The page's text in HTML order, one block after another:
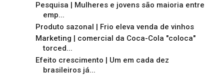
Pesquisa | Mulheres e jovens são maioria entre
emp...
Produto sazonal | Frio eleva venda de vinhos
Marketing | comercial da Coca-Cola "coloca"
torced...
Efeito crescimento | Um em cada dez
brasileiros já...